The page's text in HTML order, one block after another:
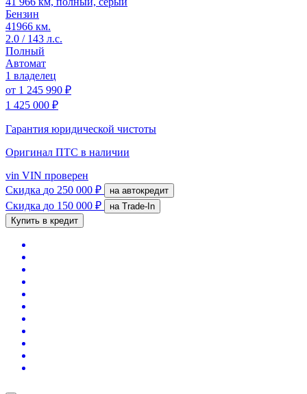
Бензин
41966 км.
2.0 / 143 л.с.
Полный
Автомат
1 владелец
от 1 245 990 ₽
1 425 000 ₽
Гарантия юридической чистоты
Оригинал ПТС в наличии
vin VIN проверен
Скидка до 250 000 ₽ на автокредит
Скидка до 150 000 ₽
на Trade-In
Купить в кредит